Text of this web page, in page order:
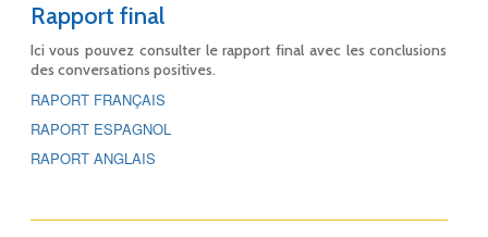
Rapport final
Ici vous pouvez consulter le rapport final avec les conclusions
des conversations positives.
RAPORT FRANÇAIS
RAPORT ESPAGNOL
RAPORT ANGLAIS